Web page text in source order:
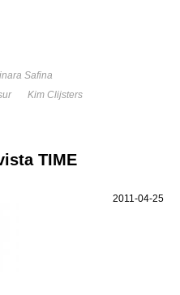
Safina
Kim Clijsters
TIME
2011-04-25